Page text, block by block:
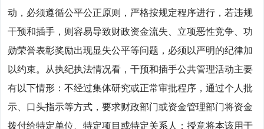
动，必须遵循公平公正原则，严格按规定程序进行，若违规
干预和插手，则容易导致财政资金流失、立项恶性竞争、功
勋荣誉表彰奖励出现显失公平等问题，必须以严明的纪律加
以约束。从执纪执法情况看，干预和插手公共管理活动主要
有以下情形：不经过集体研究或正常审批程序，通过个人批
示、口头指示等方式，要求财政部门或资金管理部门将资金
拨付给特定单位、特定项目或特定关系人；授意将本该用于